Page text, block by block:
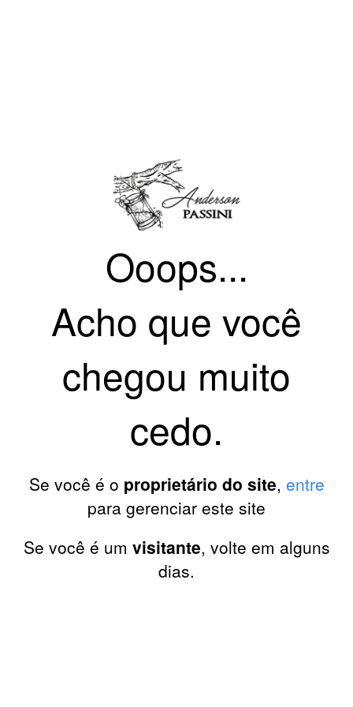
Ooops...
Acho que você
chegou muito
cedo.
Se você é o proprietário do site, entre
para gerenciar este site
Se você é um visitante, volte em alguns
dias.